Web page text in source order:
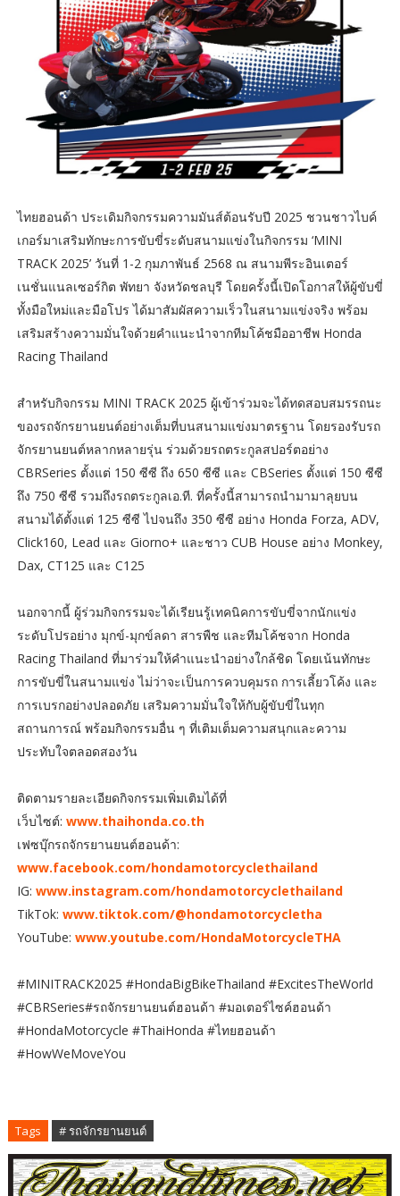
ไทยฮอนด้า ประเดิมกิจกรรมความมันส์ต้อนรับปี 2025 ชวนชาวไบค์
เกอร์มาเสริมทักษะการขับขี่ระดับสนามแข่งในกิจกรรม ‘MINI
TRACK 2025’ วันที่ 1-2 กุมภาพันธ์ 2568 ณ สนามพีระอินเตอร์
เนชั่นแนลเซอร์กิต พัทยา จังหวัดชลบุรี โดยครั้งนี้เปิดโอกาสให้ผู้ขับขี่
ทั้งมือใหม่และมือโปร ได้มาสัมผัสความเร็วในสนามแข่งจริง พร้อม
เสริมสร้างความมั่นใจด้วยคำแนะนำจากทีมโค้ชมืออาชีพ Honda
Racing Thailand
สำหรับกิจกรรม MINI TRACK 2025 ผู้เข้าร่วมจะได้ทดสอบสมรรถนะ
ของรถจักรยานยนต์อย่างเต็มที่บนสนามแข่งมาตรฐาน โดยรองรับรถ
จักรยานยนต์หลากหลายรุ่น ร่วมด้วยรถตระกูลสปอร์ตอย่าง
CBRSeries ตั้งแต่ 150 ซีซี ถึง 650 ซีซี และ CBSeries ตั้งแต่ 150 ซีซี
ถึง 750 ซีซี รวมถึงรถตระกูลเอ.ที. ที่ครั้งนี้สามารถนำมามาลุยบน
สนามได้ตั้งแต่ 125 ซีซี ไปจนถึง 350 ซีซี อย่าง Honda Forza, ADV,
Click160, Lead และ Giorno+ และชาว CUB House อย่าง Monkey,
Dax, CT125 และ C125
นอกจากนี้ ผู้ร่วมกิจกรรมจะได้เรียนรู้เทคนิคการขับขี่จากนักแข่ง
ระดับโปรอย่าง มุกข์-มุกข์ลดา สารพืช และทีมโค้ชจาก Honda
Racing Thailand ที่มาร่วมให้คำแนะนำอย่างใกล้ชิด โดยเน้นทักษะ
การขับขี่ในสนามแข่ง ไม่ว่าจะเป็นการควบคุมรถ การเลี้ยวโค้ง และ
การเบรกอย่างปลอดภัย เสริมความมั่นใจให้กับผู้ขับขี่ในทุก
สถานการณ์ พร้อมกิจกรรมอื่น ๆ ที่เติมเต็มความสนุกและความ
ประทับใจตลอดสองวัน
ติดตามรายละเอียดกิจกรรมเพิ่มเติมได้ที่
เว็บไซต์: www.thaihonda.co.th
เฟซบุ๊กรถจักรยานยนต์ฮอนด้า:
www.facebook.com/hondamotorcyclethailand
IG: www.instagram.com/hondamotorcyclethailand
TikTok: www.tiktok.com/@hondamotorcycletha
YouTube: www.youtube.com/HondaMotorcycleTHA
#MINITRACK2025 #HondaBigBikeThailand #ExcitesTheWorld
#CBRSeries#รถจักรยานยนต์ฮอนด้า #มอเตอร์ไซค์ฮอนด้า
#HondaMotorcycle #ThaiHonda #ไทยฮอนด้า
#HowWeMoveYou
Tags # รถจักรยานยนต์